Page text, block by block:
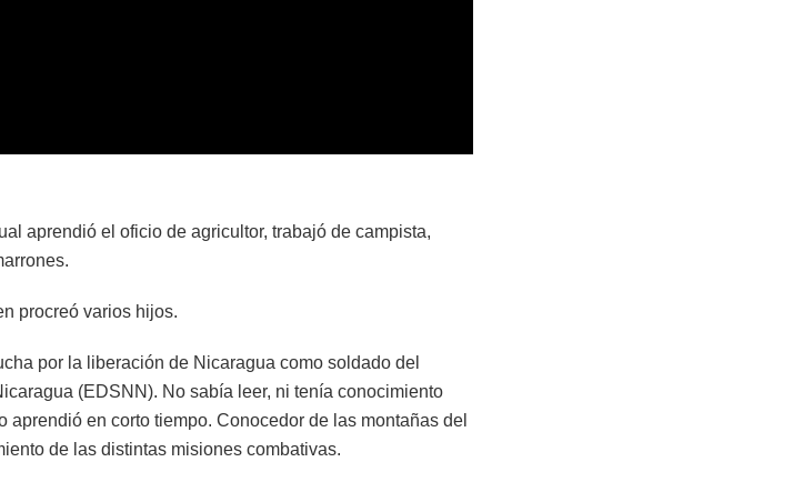
aprendió el oficio de agricultor, trabajó de campista,
procreó varios hijos.
por la liberación de Nicaragua como soldado del
(EDSNN). No sabía leer, ni tenía conocimiento
en corto tiempo. Conocedor de las montañas del
de las distintas misiones combativas.